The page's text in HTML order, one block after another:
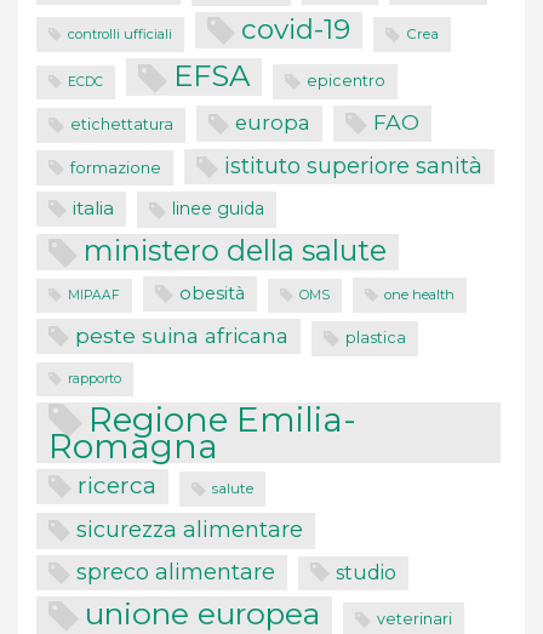
controlli ufficiali covid-19 Crea
ECDC EFSA epicentro
etichettatura europa FAO
formazione istituto superiore sanità
italia linee guida
ministero della salute
MIPAAF obesità OMS one health
peste suina africana plastica
rapporto
Regione Emilia-
Romagna
ricerca salute
sicurezza alimentare
spreco alimentare studio
unione europea veterinari